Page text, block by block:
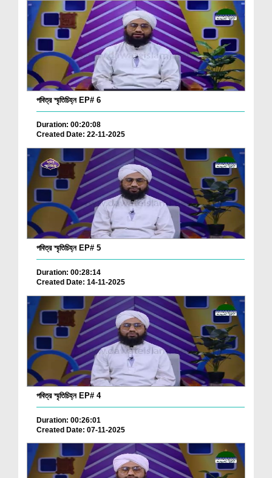
পবিত্র স্মৃতিচিহ্ন EP# 6
Duration: 00:20:08
Created Date: 22-11-2025
পবিত্র স্মৃতিচিহ্ন EP# 5
Duration: 00:28:14
Created Date: 14-11-2025
পবিত্র স্মৃতিচিহ্ন EP# 4
Duration: 00:26:01
Created Date: 07-11-2025